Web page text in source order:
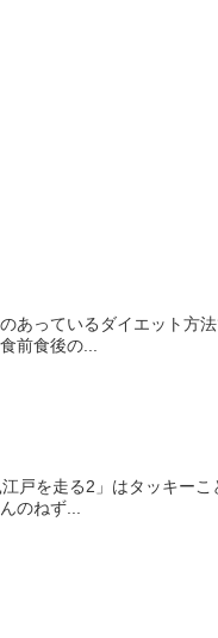
あっているダイエット方
前食後の...
戸を走る2」はタッキー
のねず...